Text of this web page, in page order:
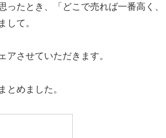
たとき、「どこで売れば一番高く、
して。
させていただきます。
とめました。